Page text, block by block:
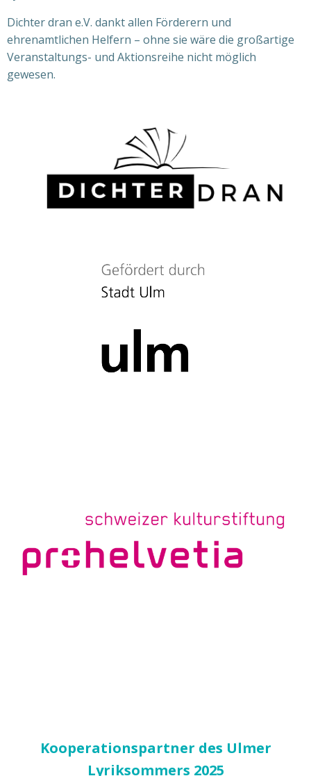
Dichter dran e.V. dankt allen Förderern und
ehrenamtlichen Helfern – ohne sie wäre die großartige
Veranstaltungs- und Aktionsreihe nicht möglich
gewesen.
Kooperationspartner des Ulmer
Lyriksommers 2025